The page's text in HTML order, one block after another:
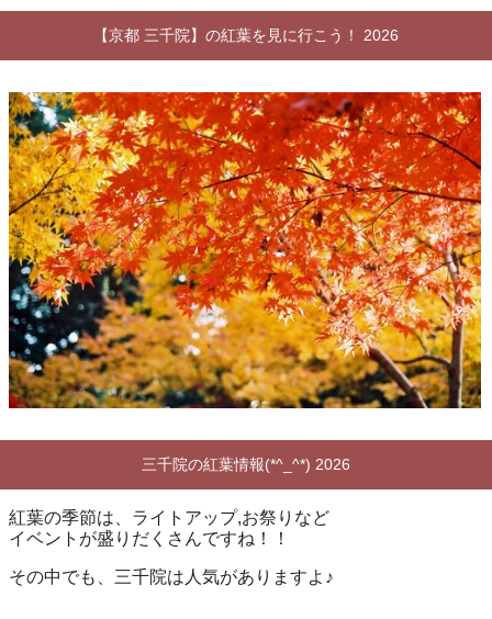
【京都 三千院】の紅葉を見に行こう！ 2026
三千院の紅葉情報(*^_^*) 2026
紅葉の季節は、ライトアップ,お祭りなど
イベントが盛りだくさんですね！！
その中でも、三千院は人気がありますよ♪